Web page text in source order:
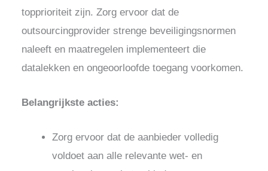
topprioriteit zijn. Zorg ervoor dat de
outsourcingprovider strenge beveiligingsnormen
naleeft en maatregelen implementeert die
datalekken en ongeoorloofde toegang voorkomen.
Belangrijkste acties:
Zorg ervoor dat de aanbieder volledig
voldoet aan alle relevante wet- en